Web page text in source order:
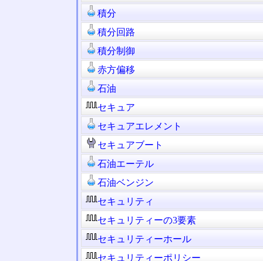
積分
積分回路
積分制御
赤方偏移
石油
セキュア
セキュアエレメント
セキュアブート
石油エーテル
石油ベンジン
セキュリティ
セキュリティーの3要素
セキュリティーホール
セキュリティーポリシー